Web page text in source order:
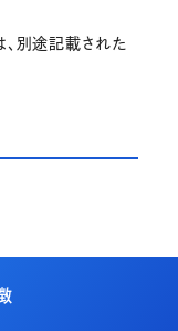
、別途記載された